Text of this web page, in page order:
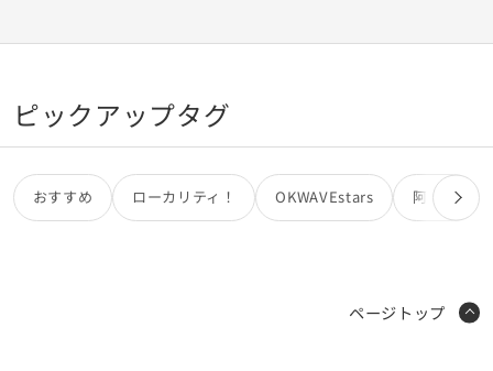
ピックアップタグ
おすすめ ローカリティ！ OKWAVEstars 阿部亮
ページトップ